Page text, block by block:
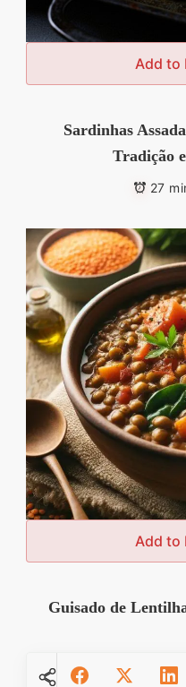
Add to
Sardinhas
Tradição
27
Add to
Guisado de